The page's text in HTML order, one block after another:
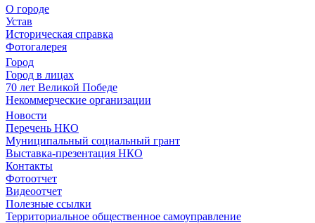
О городе
Устав
Историческая справка
Фотогалерея
Город
Город в лицах
70 лет Великой Победе
Некоммерческие организации
Новости
Перечень НКО
Муниципальный социальный грант
Выставка-презентация НКО
Контакты
Фотоотчет
Видеоотчет
Полезные ссылки
Территориальное общественное самоуправление